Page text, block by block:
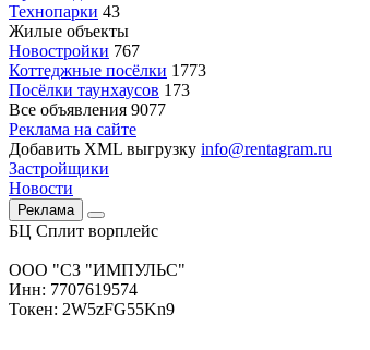
Технопарки 43
Жилые объекты
Новостройки 767
Коттеджные посёлки 1773
Посёлки таунхаусов 173
Все объявления 9077
Реклама на сайте
Добавить XML выгрузку info@rentagram.ru
Застройщики
Новости
Реклама
БЦ Сплит ворплейс
ООО "СЗ "ИМПУЛЬС"
Инн: 7707619574
Токен: 2W5zFG55Kn9